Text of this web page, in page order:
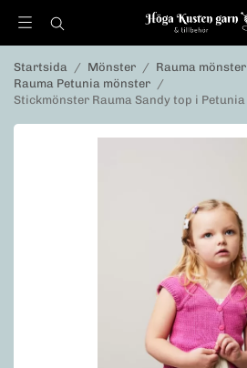
Startsida / Mönster / Rauma mönster
Rauma Petunia mönster /
Stickmönster Rauma Sandy top i Petunia